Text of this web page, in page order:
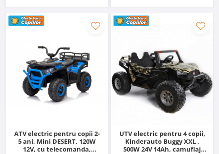
ATV electric pentru copii 2-
5 ani, Mini DESERT, 120W
12V, cu telecomanda,
UTV electric pentru 4 copii,
Kinderauto Buggy XXL ,
500W 24V 14Ah, camuflaj